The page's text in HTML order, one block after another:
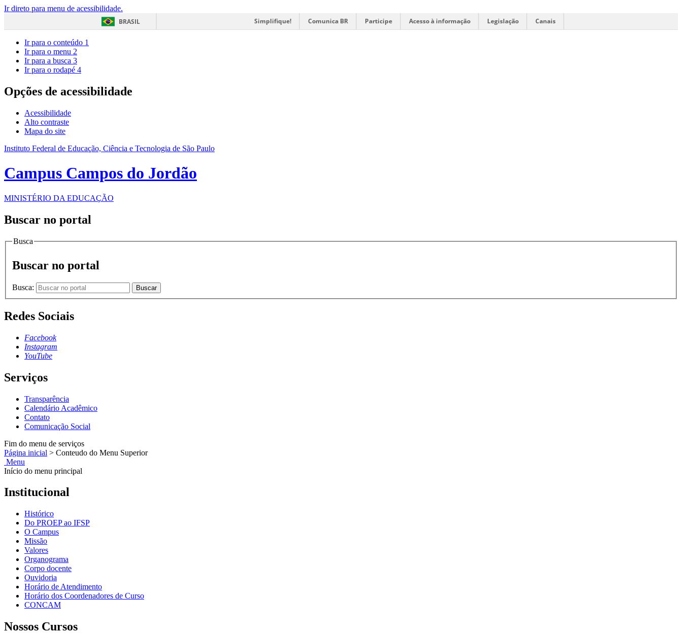
Ir direto para menu de acessibilidade.
BRASIL
Simplifique! Comunica BR Participe Acesso à informação Legislação Canais
Ir para o conteúdo 1
Ir para o menu 2
Ir para a busca 3
Ir para o rodapé 4
Opções de acessibilidade
Acessibilidade
Alto contraste
Mapa do site
Instituto Federal de Educação, Ciência e Tecnologia de São Paulo
Campus Campos do Jordão
MINISTÉRIO DA EDUCAÇÃO
Buscar no portal
Busca
Buscar no portal
Busca: Buscar
Redes Sociais
Facebook
Instagram
YouTube
Serviços
Transparência
Calendário Acadêmico
Contato
Comunicação Social
Fim do menu de serviços
Página inicial > Conteudo do Menu Superior
Menu
Início do menu principal
Institucional
Histórico
Do PROEP ao IFSP
O Campus
Missão
Valores
Organograma
Corpo docente
Ouvidoria
Horário de Atendimento
Horário dos Coordenadores de Curso
CONCAM
Nossos Cursos